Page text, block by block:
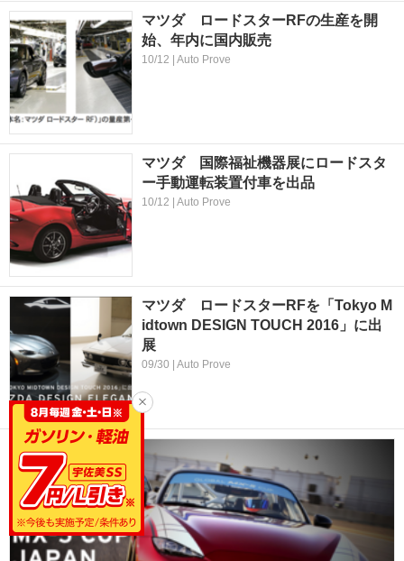
マツダ ロードスターRFの生産を開
始、年内に国内販売
10/12 | Auto Prove
マツダ 国際福祉機器展にロードスタ
ー手動運転装置付車を出品
10/12 | Auto Prove
マツダ ロードスターRFを「Tokyo M
idtown DESIGN TOUCH 2016」に出
展
09/30 | Auto Prove